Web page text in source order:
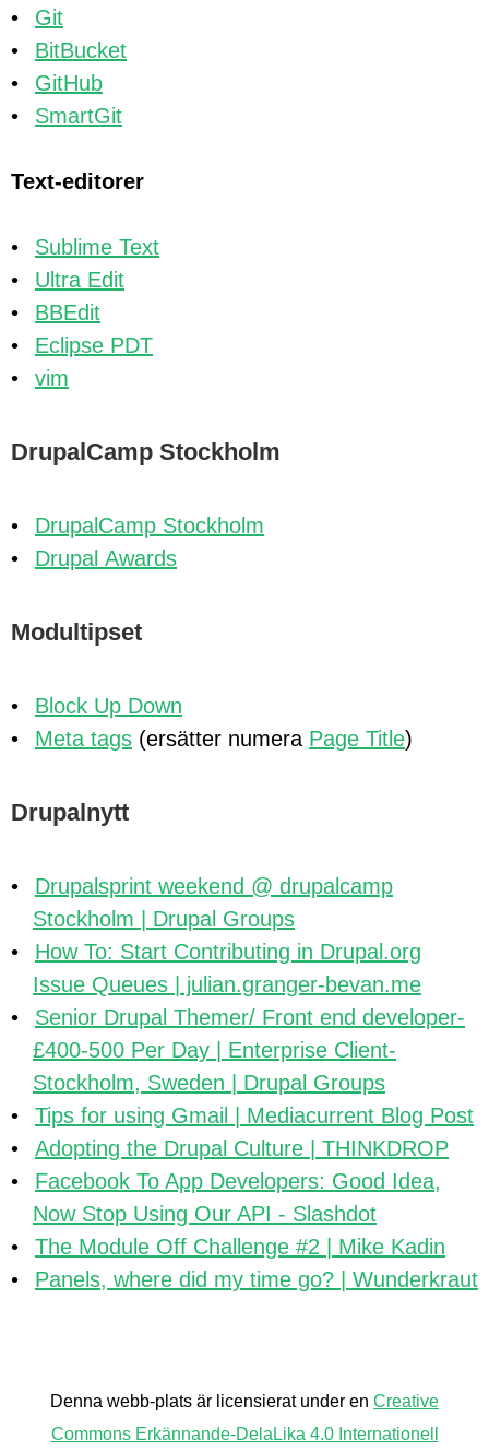
Git
BitBucket
GitHub
SmartGit
Text-editorer
Sublime Text
Ultra Edit
BBEdit
Eclipse PDT
vim
DrupalCamp Stockholm
DrupalCamp Stockholm
Drupal Awards
Modultipset
Block Up Down
Meta tags (ersätter numera Page Title)
Drupalnytt
Drupalsprint weekend @ drupalcamp
Stockholm | Drupal Groups
How To: Start Contributing in Drupal.org
Issue Queues | julian.granger-bevan.me
Senior Drupal Themer/ Front end developer-
£400-500 Per Day | Enterprise Client-
Stockholm, Sweden | Drupal Groups
Tips for using Gmail | Mediacurrent Blog Post
Adopting the Drupal Culture | THINKDROP
Facebook To App Developers: Good Idea,
Now Stop Using Our API - Slashdot
The Module Off Challenge #2 | Mike Kadin
Panels, where did my time go? | Wunderkraut
Denna webb-plats är licensierat under en Creative
Commons Erkännande-DelaLika 4.0 Internationell